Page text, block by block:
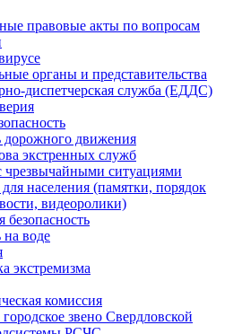
правовые акты по вопросам
органы и представительства
диспетчерская служба (ЕДДС)
дорожного движения
экстренных служб
чрезвычайными ситуациями
населения (памятки, порядок
видеоролики)
безопасность
на воде
экстремизма
комиссия
звено Свердловской